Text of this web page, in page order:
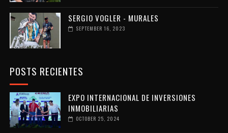
SERGIO VOGLER - MURALES
SEPTEMBER 16, 2023
POSTS RECIENTES
EXPO INTERNACIONAL DE INVERSIONES
INMOBILIARIAS
OCTOBER 25, 2024